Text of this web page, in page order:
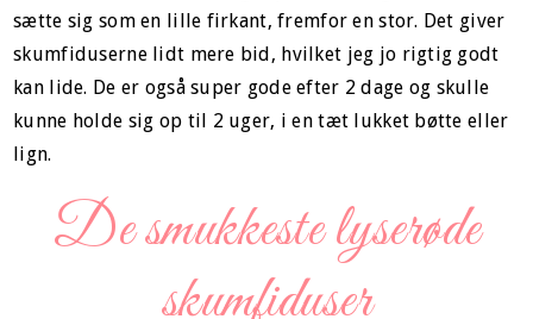
sætte sig som en lille firkant, fremfor en stor. Det giver
skumfiduserne lidt mere bid, hvilket jeg jo rigtig godt
kan lide. De er også super gode efter 2 dage og skulle
kunne holde sig op til 2 uger, i en tæt lukket bøtte eller
lign.
De smukkeste lyserøde
skumfiduser